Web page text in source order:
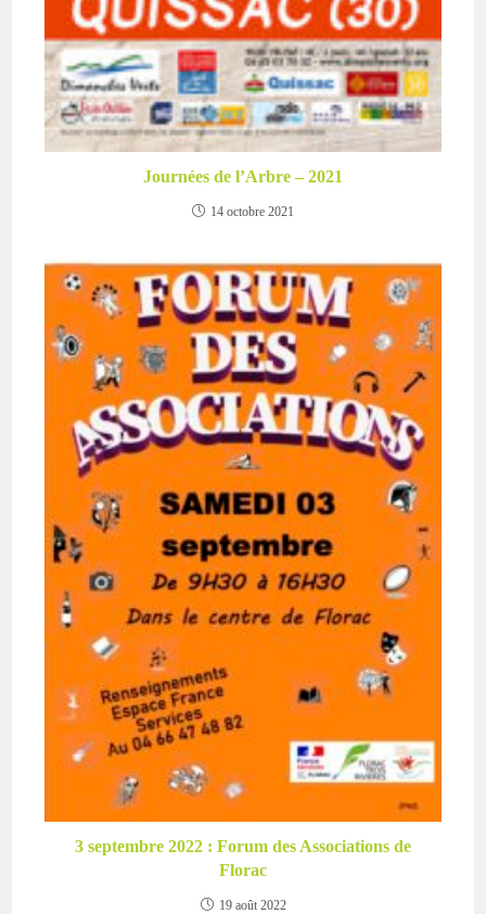
Journées de l’Arbre – 2021
14 octobre 2021
3 septembre 2022 : Forum des Associations de
Florac
19 août 2022